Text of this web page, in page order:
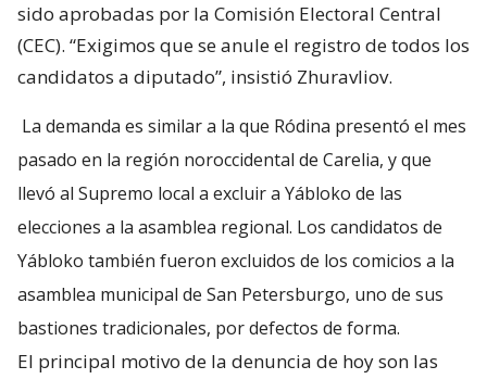
sido aprobadas por la Comisión Electoral Central
(CEC). “Exigimos que se anule el registro de todos los
candidatos a diputado”, insistió Zhuravliov.
La demanda es similar a la que Ródina presentó el mes
pasado en la región noroccidental de Carelia, y que
llevó al Supremo local a excluir a Yábloko de las
elecciones a la asamblea regional. Los candidatos de
Yábloko también fueron excluidos de los comicios a la
asamblea municipal de San Petersburgo, uno de sus
bastiones tradicionales, por defectos de forma.
El principal motivo de la denuncia de hoy son las